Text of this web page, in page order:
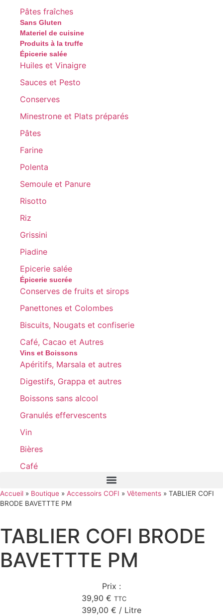
Pâtes fraîches
Sans Gluten
Materiel de cuisine
Produits à la truffe
Épicerie salée
Huiles et Vinaigre
Sauces et Pesto
Conserves
Minestrone et Plats préparés
Pâtes
Farine
Polenta
Semoule et Panure
Risotto
Riz
Grissini
Piadine
Epicerie salée
Épicerie sucrée
Conserves de fruits et sirops
Panettones et Colombes
Biscuits, Nougats et confiserie
Café, Cacao et Autres
Vins et Boissons
Apéritifs, Marsala et autres
Digestifs, Grappa et autres
Boissons sans alcool
Granulés effervescents
Vin
Bières
Café
Accueil » Boutique » Accessoirs COFI » Vêtements » TABLIER COFI
BRODE BAVETTTE PM
TABLIER COFI BRODE
BAVETTTE PM
Prix :
39,90 € TTC
399,00 € / Litre